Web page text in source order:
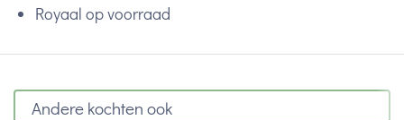
Royaal op voorraad
Andere kochten ook